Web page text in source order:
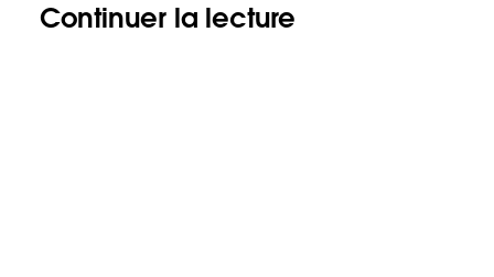
Continuer la lecture